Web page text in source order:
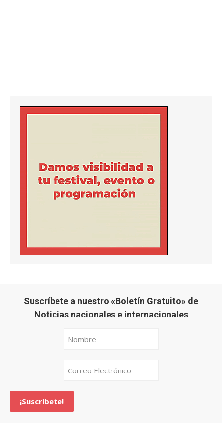
Suscríbete a nuestro «Boletín Gratuito» de
Noticias nacionales e internacionales